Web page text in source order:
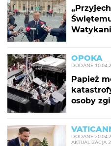
OPOKA
DODANE
Papież
osoby
DODANE
AKTUALIZACJA